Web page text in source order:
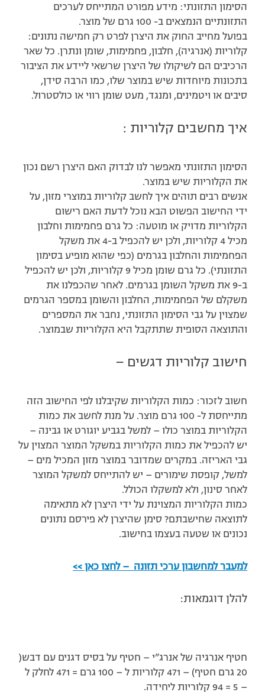
הסימון התזונתי: מידע מפורט המתייחס לערכים
התזונתיים הנמצאים ב- 100 גרם של מוצר.
בפועל מחייב החוק את היצרן לפרט רק חמישה נתונים:
קלוריות (אנרגיה), חלבון, פחמימות, שומן ונתרן. כל שאר
הרכיבים הם לשיקולו של היצרן שרשאי ליידע את הציבור
בתכונות מיוחדות שיש במוצר שלו, כמו הרבה סידן,
סיבים או ויטמינים, ומנגד, מעט שומן רווי או כולסטרול.
איך מחשבים קלוריות :
הסימון התזונתי מאפשר לנו לבדוק האם היצרן רשם נכון
את הקלוריות שיש במוצר.
אנשים רבים תוהים איך לחשב קלוריות במוצרי מזון, על
ידי החישוב הפשוט הבא נוכל לדעת האם רישום
הקלוריות מדויק או מוטעה: כל גרם פחמימות וחלבון
מכיל 4 קלוריות, ולכן יש להכפיל ב-4 את משקל
הפחמימות והחלבון בגרמים (כפי שהוא מופיע בסימון
התזונתי). כל גרם שומן מכיל 9 קלוריות, ולכן יש להכפיל
ב-9 את משקל השומן בגרמים. לאחר שהכפלנו את
משקלם של הפחמימות, החלבון והשומן במספר הגרמים
שמצוין על גבי הסימון התזונתי, נחבר את המספרים
והתוצאה הסופית שתתקבל היא הקלוריות שבמוצר.
חישוב קלוריות דגשים –
חשוב לזכור: כמות הקלוריות שקיבלנו לפי החישוב הזה
מתייחסת ל- 100 גרם מוצר. על מנת לחשב את כמות
הקלוריות במוצר כולו – למשל בגביע יוגורט או גבינה –
יש להכפיל את כמות הקלוריות במשקל המוצר המצוין על
גבי האריזה. במקרים שמדובר במוצר מזון המכיל מים –
למשל, קופסת שימורים – יש להתייחס למשקל המוצר
לאחר סינון, ולא למשקלו הכולל.
כמות הקלוריות המצוינת על ידי היצרן לא מתאימה
לתוצאה שחישבתם? סימן שהיצרן לא פירסם נתונים
נכונים או שטעה בעצמו בחישוב.
למעבר למחשבון ערכי תזונה – לחצו כאן >>
להלן דוגמאות:
חטיף אנרגיה של אנרג”י – חטיף על בסיס דגנים עם דבש(
20 גרם חטיף) – 471 קלוריות ל – 100 גרם = 471 לחלק ל
– 5 = 94 קלוריות ליחידה.